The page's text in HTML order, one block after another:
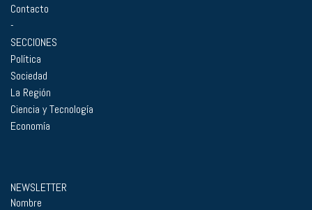
Contacto
-
SECCIONES
Política
Sociedad
La Región
Ciencia y Tecnología
Economía
NEWSLETTER
Nombre